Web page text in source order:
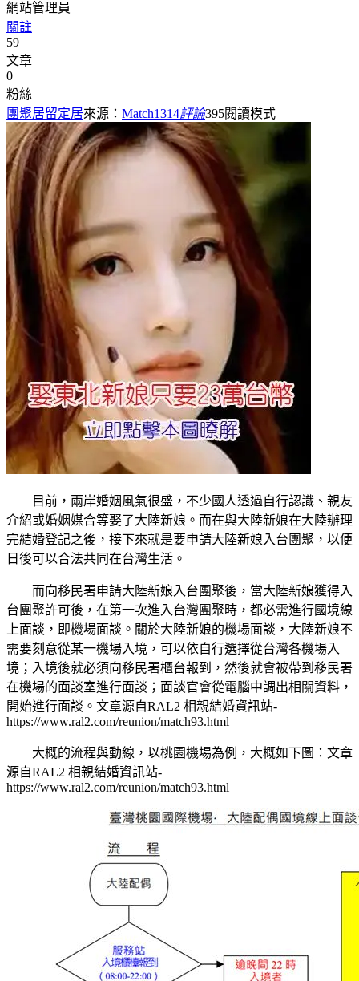
網站管理員
關註
59
文章
0
粉絲
團聚居留定居來源： Match1314評論395閱讀模式
目前，兩岸婚姻風氣很盛，不少國人透過自行認識、親友
介紹或婚姻媒合等娶了大陸新娘。而在與大陸新娘在大陸辦理
完結婚登記之後，接下來就是要申請大陸新娘入台團聚，以便
日後可以合法共同在台灣生活。
而向移民署申請大陸新娘入台團聚後，當大陸新娘獲得入
台團聚許可後，在第一次進入台灣團聚時，都必需進行國境線
上面談，即機場面談。關於大陸新娘的機場面談，大陸新娘不
需要刻意從某一機場入境，可以依自行選擇從台灣各機場入
境；入境後就必須向移民署櫃台報到，然後就會被帶到移民署
在機場的面談室進行面談；面談官會從電腦中調出相關資料，
開始進行面談。 文章源自RAL2 相親結婚資訊站-
https://www.ral2.com/reunion/match93.html
大概的流程與動線，以桃園機場為例，大概如下圖： 文章
源自RAL2 相親結婚資訊站-
https://www.ral2.com/reunion/match93.html